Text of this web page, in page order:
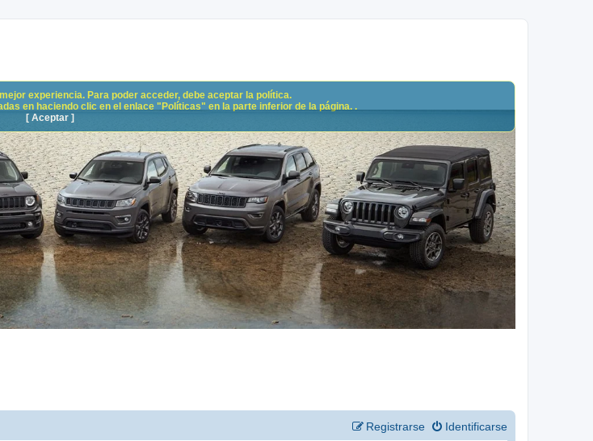
Identificarse
Registrarse
experiencia. Para poder acceder, debe aceptar la política.
en haciendo clic en el enlace "Políticas" en la parte inferior de la página. .
[ Aceptar ]